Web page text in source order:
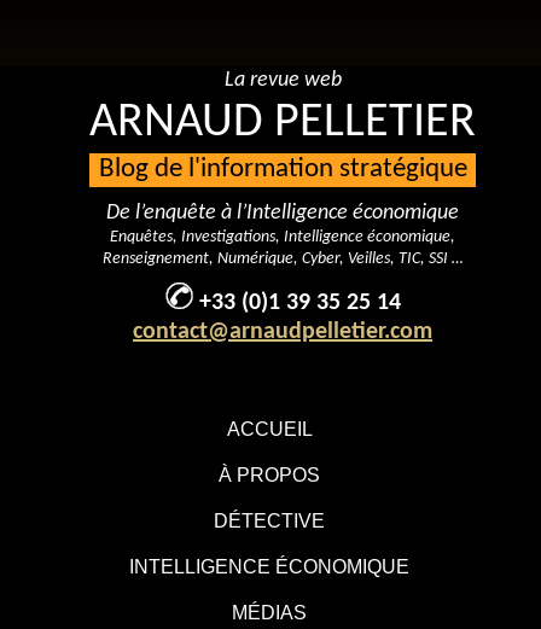
ACCUEIL
À PROPOS
DÉTECTIVE
INTELLIGENCE ÉCONOMIQUE
MÉDIAS
La revue web
ARNAUD PELLETIER
Blog de l'information stratégique
De l’enquête à l’Intelligence économique
Enquêtes, Investigations, Intelligence économique,
Renseignement, Numérique, Cyber, Veilles, TIC, SSI …
+33 (0)1 39 35 25 14
contact@arnaudpelletier.com